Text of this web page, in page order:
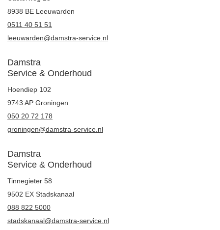
8938 BE Leeuwarden
0511 40 51 51
leeuwarden@damstra-service.nl
Damstra
Service & Onderhoud
Hoendiep 102
9743 AP Groningen
050 20 72 178
groningen@damstra-service.nl
Damstra
Service & Onderhoud
Tinnegieter 58
9502 EX Stadskanaal
088 822 5000
stadskanaal@damstra-service.nl